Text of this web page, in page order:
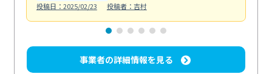
投稿日：2025/02/23
投稿者：吉村
事業者の詳細情報を見る